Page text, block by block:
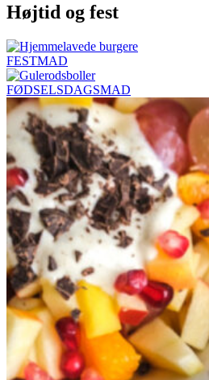
Højtid og fest
FESTMAD
FØDSELSDAGSMAD